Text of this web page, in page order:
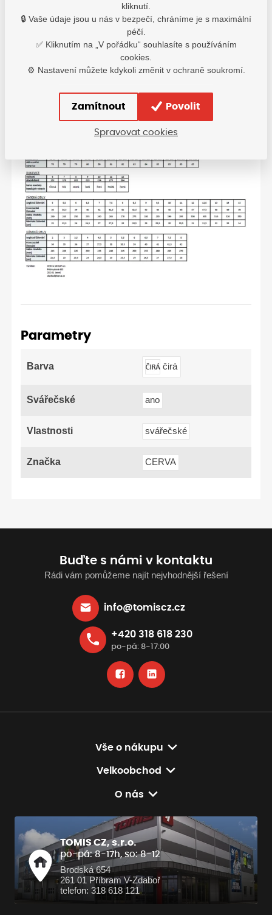
Velikostní tabulka: Cerva
Parametry
Barva čirá
Svářečské ano
Vlastnosti svářečské
Značka CERVA
Buďte s námi v kontaktu
Rádi vám pomůžeme najít nejvhodnější řešení
info@tomiscz.cz
+420 318 618 230
po-pá: 8-17:00
Vše o nákupu
Velkoobchod
O nás
TOMIS CZ, s.r.o.
po-pá: 8-17h, so: 8-12
Brodská 654
261 01 Příbram V-Zdaboř
telefon: 318 618 121
kliknutí.
🔒 Vaše údaje jsou u nás v bezpečí, chráníme je s maximální
péčí.
✅ Kliknutím na „V pořádku“ souhlasíte s používáním
cookies.
⚙️ Nastavení můžete kdykoli změnit v ochraně soukromí.
Zamítnout Povolit
Spravovat cookies